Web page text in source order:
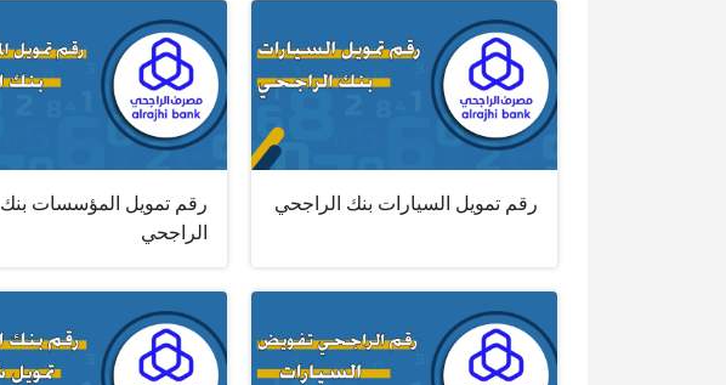
رقم تمويل السيارات بنك الراجحي
رقم تمويل المؤسسات بنك
الراجحي